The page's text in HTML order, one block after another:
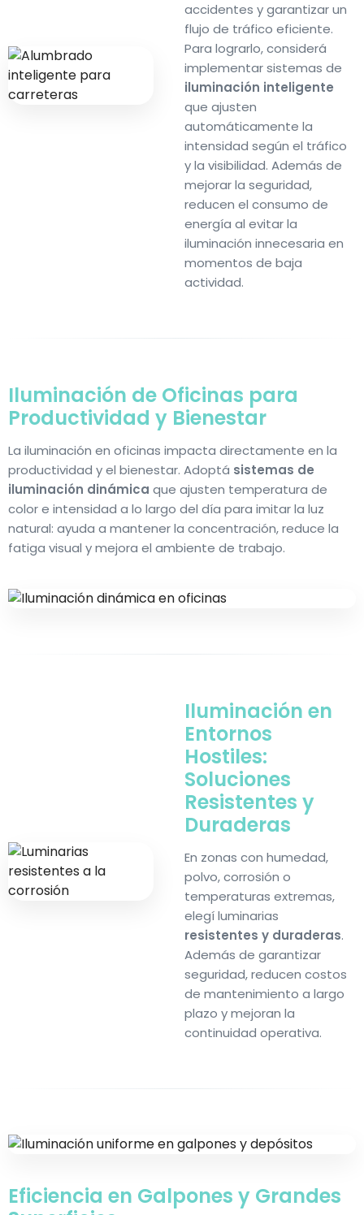
accidentes y garantizar un
flujo de tráfico eficiente.
Para lograrlo, considerá
implementar sistemas de
iluminación inteligente
que ajusten
automáticamente la
intensidad según el tráfico
y la visibilidad. Además de
mejorar la seguridad,
reducen el consumo de
energía al evitar la
iluminación innecesaria en
momentos de baja
actividad.
Iluminación de Oficinas para
Productividad y Bienestar
La iluminación en oficinas impacta directamente en la
productividad y el bienestar. Adoptá sistemas de
iluminación dinámica que ajusten temperatura de
color e intensidad a lo largo del día para imitar la luz
natural: ayuda a mantener la concentración, reduce la
fatiga visual y mejora el ambiente de trabajo.
Iluminación en
Entornos
Hostiles:
Soluciones
Resistentes y
Duraderas
En zonas con humedad,
polvo, corrosión o
temperaturas extremas,
elegí luminarias
resistentes y duraderas.
Además de garantizar
seguridad, reducen costos
de mantenimiento a largo
plazo y mejoran la
continuidad operativa.
Eficiencia en Galpones y Grandes